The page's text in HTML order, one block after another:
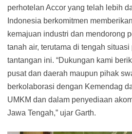
perhotelan Accor yang telah lebih
Indonesia berkomitmen
kemajuan industri dan mendorong
tanah air, terutama di tengah
tantangan ini. “Dukungan kami
pusat dan daerah maupun pihak
berkolaborasi dengan Kemendag
UMKM dan dalam penyediaan
Jawa Tengah,” ujar Garth.